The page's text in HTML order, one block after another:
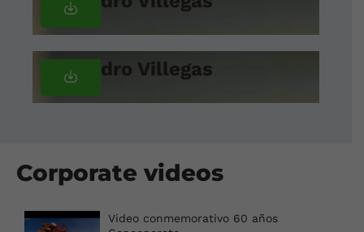
Alejandro Villegas
Corporate videos
Video conmemorativo 60 años